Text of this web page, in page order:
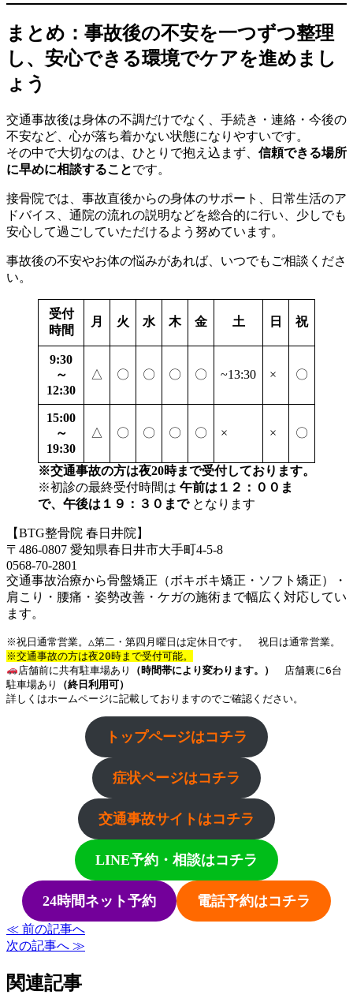
まとめ：事故後の不安を一つずつ整理
し、安心できる環境でケアを進めまし
ょう
交通事故後は身体の不調だけでなく、手続き・連絡・今後の
不安など、心が落ち着かない状態になりやすいです。
その中で大切なのは、ひとりで抱え込まず、 信頼できる場所
に早めに相談することです。
接骨院では、事故直後からの身体のサポート、日常生活のア
ドバイス、通院の流れの説明などを総合的に行い、少しでも
安心して過ごしていただけるよう努めています。
事故後の不安やお体の悩みがあれば、いつでもご相談くださ
い。
受付
時間
月 火 水 木 金 土 日 祝
9:30
～
12:30
△ 〇 〇 〇 〇 ~13:30 × 〇
15:00
～
19:30
△ 〇 〇 〇 〇 × × 〇
※交通事故の方は夜20時まで受付しております。
※初診の最終受付時間は 午前は１２：００ま
で、午後は１９：３０までとなります
【BTG整骨院 春日井院】
〒486-0807 愛知県春日井市大手町4-5-8
0568-70-2801
交通事故治療から骨盤矯正（ボキボキ矯正・ソフト矯正）・
肩こり・腰痛・姿勢改善・ケガの施術まで幅広く対応してい
ます。
※祝日通常営業。△第二・第四月曜日は定休日です。　祝日は通常営業。
※交通事故の方は夜20時まで受付可能。
店舗前に共有駐車場あり
（時間帯により変わります。）
店舗裏に6台
駐車場あり
（終日利用可）
詳しくはホームページに記載しておりますのでご確認ください。
トップページはコチラ
症状ページはコチラ
交通事故サイトはコチラ
LINE予約・相談はコチラ
24時間ネット予約 電話予約はコチラ
≪ 前の記事へ
次の記事へ ≫
関連記事